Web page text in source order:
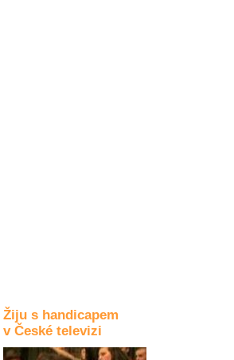
Žiju s handicapem
v České televizi